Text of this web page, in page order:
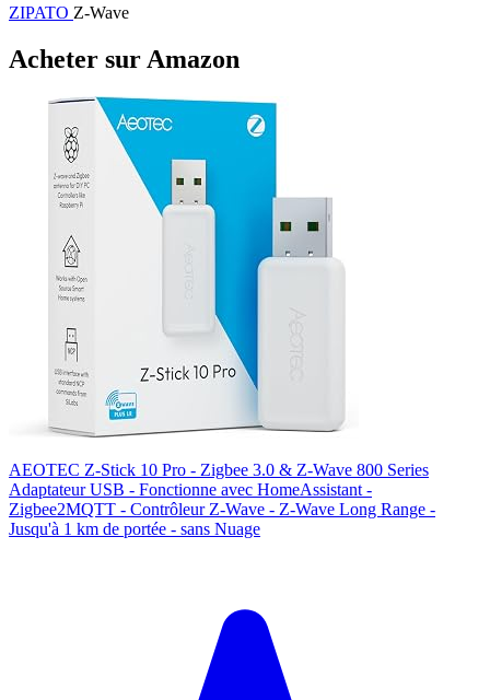
ZIPATO Z-Wave
Acheter sur Amazon
AEOTEC Z-Stick 10 Pro - Zigbee 3.0 & Z-Wave 800 Series
Adaptateur USB - Fonctionne avec HomeAssistant -
Zigbee2MQTT - Contrôleur Z-Wave - Z-Wave Long Range -
Jusqu'à 1 km de portée - sans Nuage